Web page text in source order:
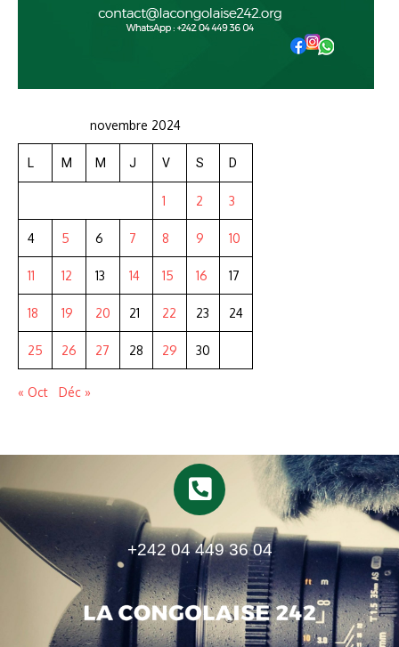
novembre 2024
L M M J V S D
1 2 3
4 5 6 7 8 9 10
11 12 13 14 15 16 17
18 19 20 21 22 23 24
25 26 27 28 29 30
« Oct Déc »
+242 04 449 36 04